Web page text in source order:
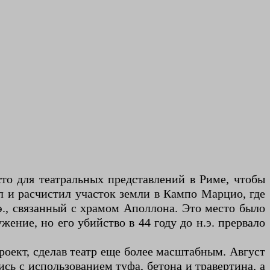
для театральных представлений в Риме, чтобы
и расчистил участок земли в Кампо Марцио, где
связанный с храмом Аполлона. Это место было
но его убийство в 44 году до н.э. прервало
сделав театр еще более масштабным. Август
с использованием туфа, бетона и травертина, а